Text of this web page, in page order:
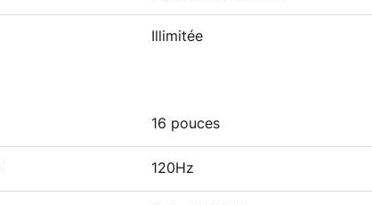
Illimitée
16 pouces
120Hz